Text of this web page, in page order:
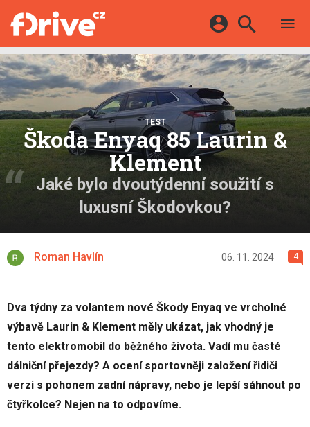
TESTY
KATALOG
MAPA STANIC
VIDEA
DALŠÍ
ELEKTROMOBILY
HYBRIDY
E-MOTORSPORT
OSTATNÍ
SERIÁLY
Přihlášení a registrace pomocí:
Facebook Google
Twitter Apple Microsoft
TEST
Škoda Enyaq 85 Laurin &
Klement
Jaké bylo dvoutýdenní soužití s
luxusní Škodovkou?
Roman Havlín 06. 11. 2024 4
Dva týdny za volantem nové Škody Enyaq ve vrcholné
výbavě Laurin & Klement měly ukázat, jak vhodný je
tento elektromobil do běžného života. Vadí mu časté
dálniční přejezdy? A ocení sportovněji založení řidiči
verzi s pohonem zadní nápravy, nebo je lepší sáhnout po
čtyřkolce? Nejen na to odpovíme.